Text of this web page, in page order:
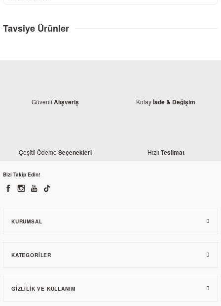
Tavsiye Ürünler
Yamaha YBR 125 Arka Dişli Flanşı
270,81 TL
Güvenli Alışveriş Kolayİade & Değişim
Çeşitli Ödeme Seçenekleri Hızlı Teslimat
Bizi Takip Edin!
KURUMSAL
KATEGORILER
GIZLILIK VE KULLANIM